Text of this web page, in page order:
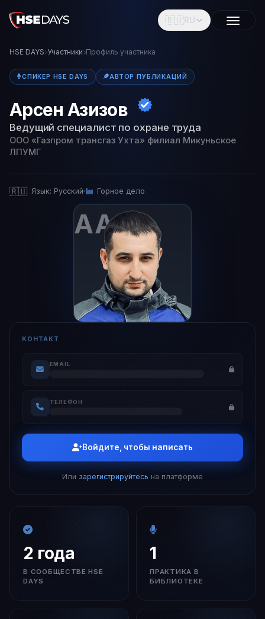
🇷🇺RU
HSE DAYS Участники Профиль участника
СПИКЕР HSE DAYS АВТОР ПУБЛИКАЦИЙ
Арсен Азизов
Ведущий специалист по охране труда
ООО «Газпром трансгаз Ухта» филиал Микуньское
ЛПУМГ
🇷🇺 Язык: Русский Горное дело
2 года
В СООБЩЕСТВЕ HSE
DAYS
1
ПРАКТИКА В
БИБЛИОТЕКЕ
КОНТАКТ
EMAIL
ТЕЛЕФОН
Войдите, чтобы написать
Или зарегистрируйтесь на платформе